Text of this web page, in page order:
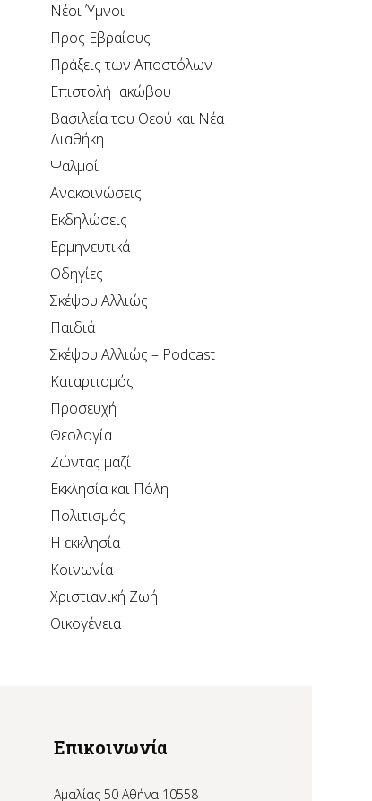
Νέοι Ύμνοι
Προς Εβραίους
Πράξεις των Αποστόλων
Επιστολή Ιακώβου
Βασιλεία του Θεού και Νέα
Διαθήκη
Ψαλμοί
Ανακοινώσεις
Εκδηλώσεις
Ερμηνευτικά
Οδηγίες
Σκέψου Αλλιώς
Παιδιά
Σκέψου Αλλιώς – Podcast
Καταρτισμός
Προσευχή
Θεολογία
Ζώντας μαζί
Εκκλησία και Πόλη
Πολιτισμός
Η εκκλησία
Κοινωνία
Χριστιανική Ζωή
Οικογένεια
Επικοινωνία
Αμαλίας 50 Αθήνα 10558